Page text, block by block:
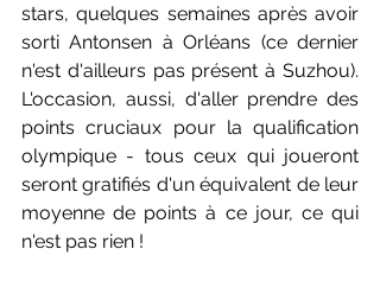
stars, quelques semaines après avoir
sorti Antonsen à Orléans (ce dernier
n'est d'ailleurs pas présent à Suzhou).
L'occasion, aussi, d'aller prendre des
points cruciaux pour la qualification
olympique - tous ceux qui joueront
seront gratifiés d'un équivalent de leur
moyenne de points à ce jour, ce qui
n'est pas rien !